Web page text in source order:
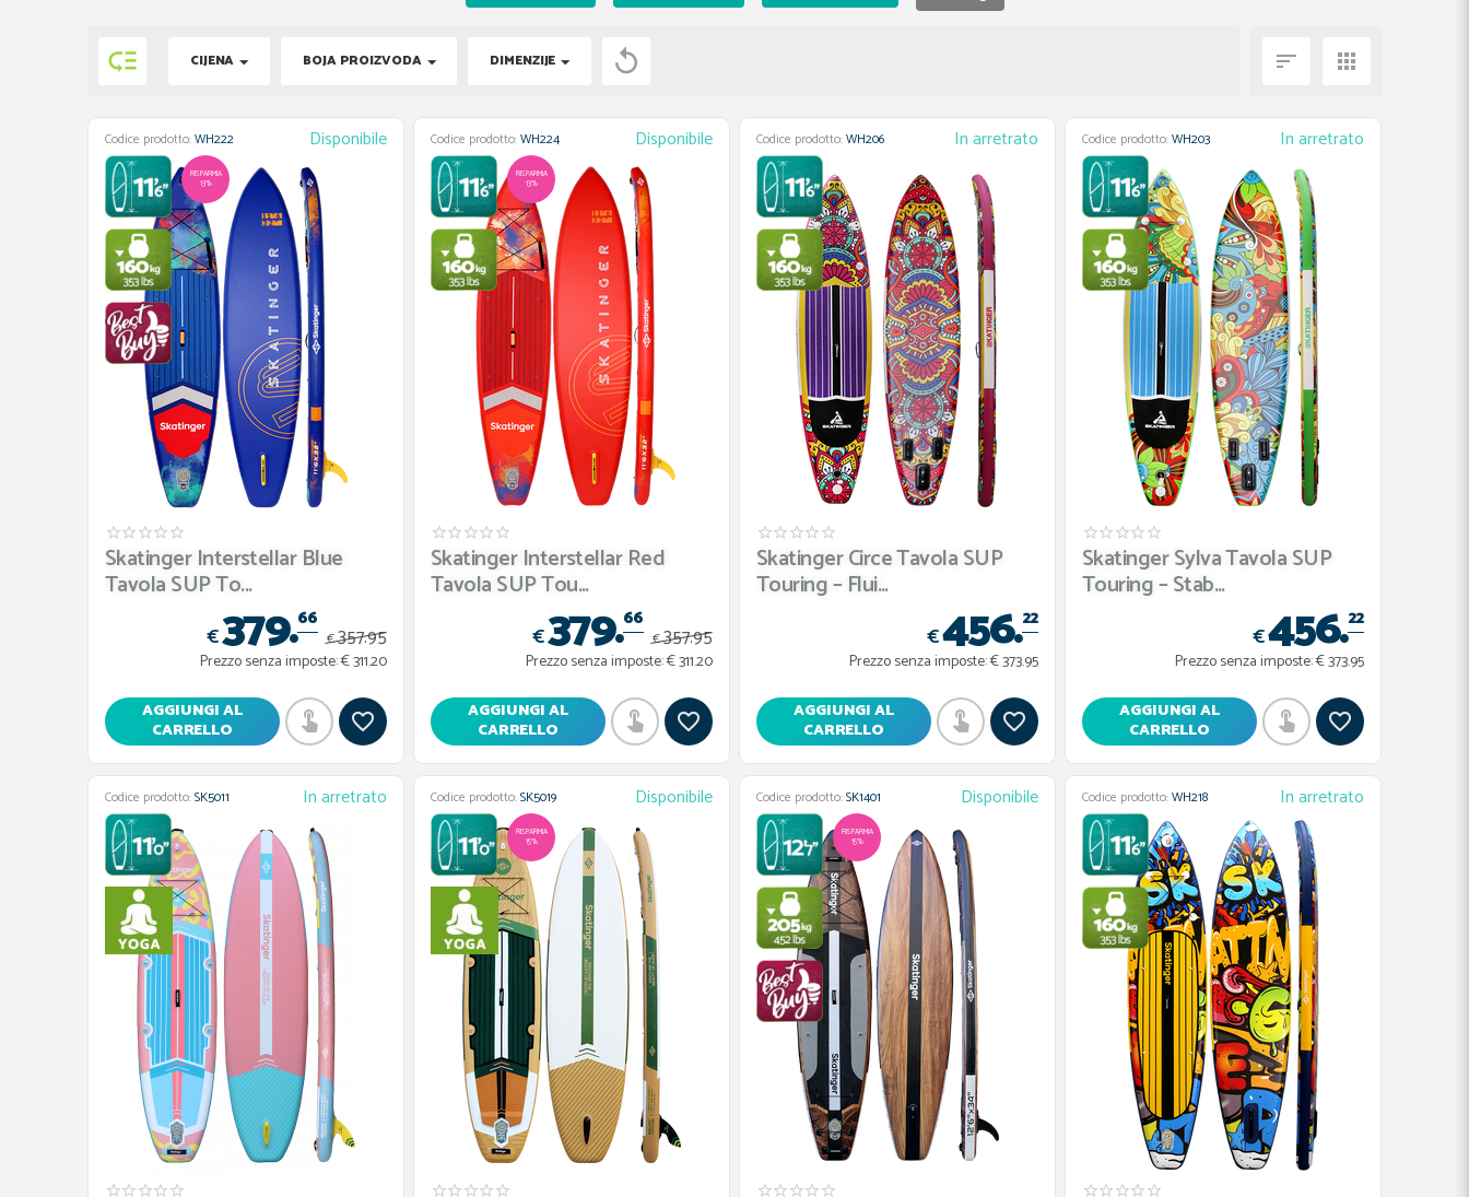
 CIJENA BOJA PROIZVODA DIMENZIJE   
Codice prodotto:WH222 Disponibile
RISPARMIA
13%
Skatinger Interstellar Blue
Tavola SUP To...
€379.66
€357.95
Prezzo senza imposte:€ 311.20
AGGIUNGI AL
CARRELLO
Codice prodotto:WH224 Disponibile
RISPARMIA
13%
Skatinger Interstellar Red
Tavola SUP Tou...
€379.66
€357.95
Prezzo senza imposte:€ 311.20
AGGIUNGI AL
CARRELLO
Codice prodotto:WH206 In arretrato
Skatinger Circe Tavola SUP
Touring – Flui...
€456.22
Prezzo senza imposte:€ 373.95
AGGIUNGI AL
CARRELLO
Codice prodotto:WH203 In arretrato
Skatinger Sylva Tavola SUP
Touring – Stab...
€456.22
Prezzo senza imposte:€ 373.95
AGGIUNGI AL
CARRELLO
Codice prodotto:SK5011 In arretrato Codice prodotto:SK5019 Disponibile
RISPARMIA
15%
Codice prodotto:SK1401 Disponibile
RISPARMIA
15%
Codice prodotto:WH218 In arretrato